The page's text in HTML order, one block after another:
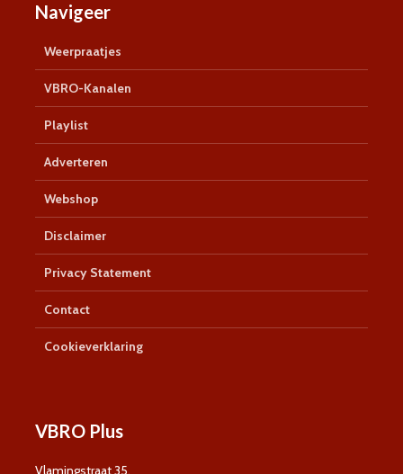
Navigeer
Weerpraatjes
VBRO-Kanalen
Playlist
Adverteren
Webshop
Disclaimer
Privacy Statement
Contact
Cookieverklaring
VBRO Plus
Vlamingstraat 35,